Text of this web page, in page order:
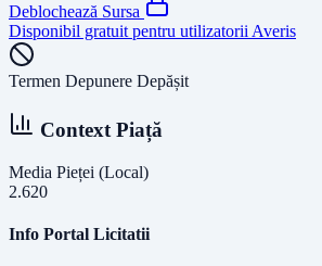
Deblochează Sursa
Disponibil gratuit pentru utilizatorii Averis
Termen Depunere Depășit
Context Piață
Media Pieței (Local)
2.620
Info Portal Licitatii